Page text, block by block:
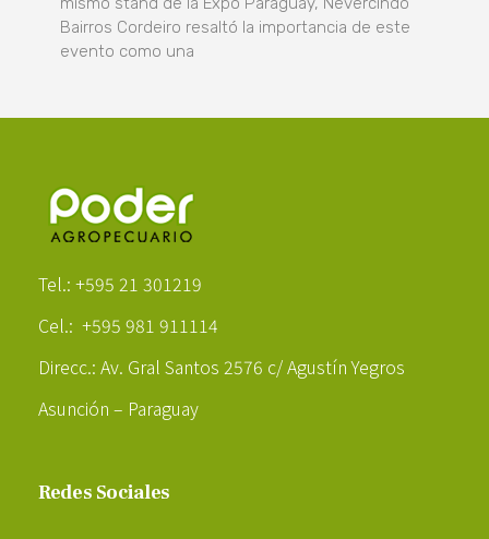
Bairros Cordeiro resaltó la importancia de este
evento como una
Tel.: +595 21 301219
Cel.: +595 981 911114
Direcc.: Av. Gral Santos 2576 c/ Agustín Yegros
Asunción – Paraguay
Redes Sociales